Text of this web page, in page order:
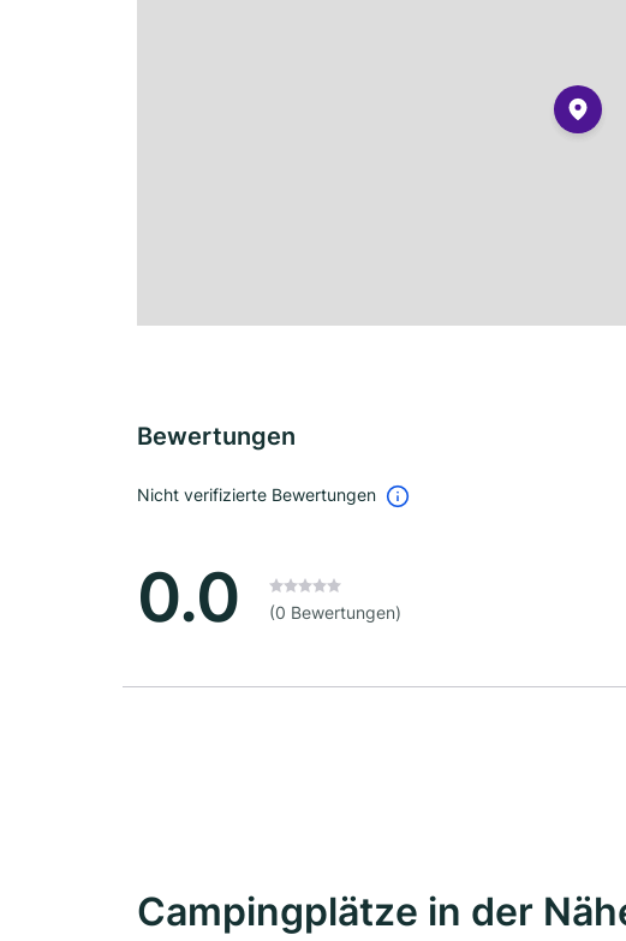
Bewertungen
Nicht verifizierte Bewertungen
0.0 (0 Bewertungen)
Campingplätze in der